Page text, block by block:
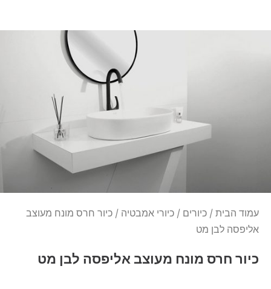
עמוד הבית / כיורים / כיורי אמבטיה / כיור חרס מונח מעוצב
אליפסה לבן מט
כיור חרס מונח מעוצב אליפסה לבן מט